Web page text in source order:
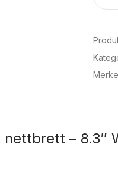
Mini
2021
-
– 8.3″